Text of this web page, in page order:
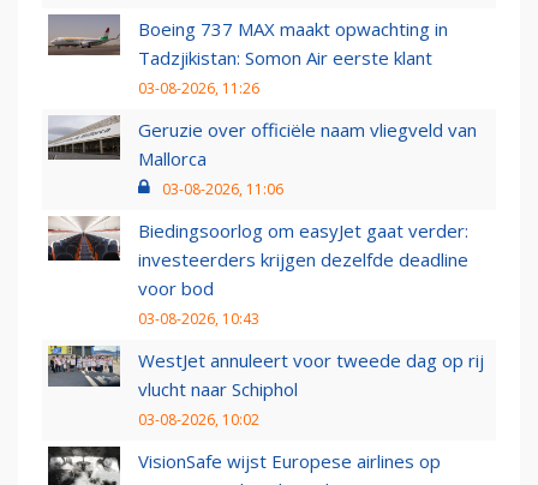
Boeing 737 MAX maakt opwachting in
Tadzjikistan: Somon Air eerste klant
03-08-2026, 11:26
Geruzie over officiële naam vliegveld van
Mallorca
03-08-2026, 11:06
Biedingsoorlog om easyJet gaat verder:
investeerders krijgen dezelfde deadline
voor bod
03-08-2026, 10:43
WestJet annuleert voor tweede dag op rij
vlucht naar Schiphol
03-08-2026, 10:02
VisionSafe wijst Europese airlines op